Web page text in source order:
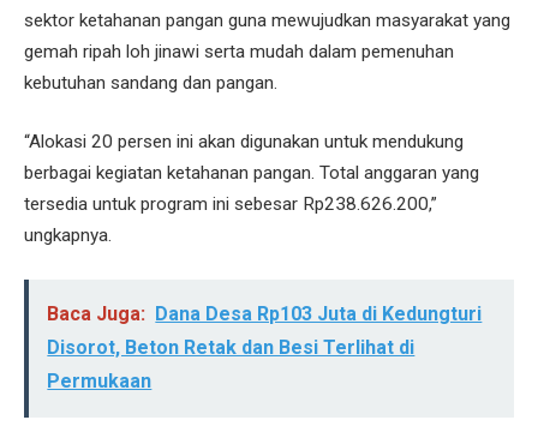
sektor ketahanan pangan guna mewujudkan masyarakat yang
gemah ripah loh jinawi serta mudah dalam pemenuhan
kebutuhan sandang dan pangan.
“Alokasi 20 persen ini akan digunakan untuk mendukung
berbagai kegiatan ketahanan pangan. Total anggaran yang
tersedia untuk program ini sebesar Rp238.626.200,”
ungkapnya.
Baca Juga:
Dana Desa Rp103 Juta di Kedungturi
Disorot, Beton Retak dan Besi Terlihat di
Permukaan